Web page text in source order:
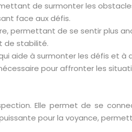
de surmonter les
face aux défis.
permettant de se sentir plus
de stabilité.
aide à surmonter les défis et
pour affronter les
Elle permet de se
pour la voyance,